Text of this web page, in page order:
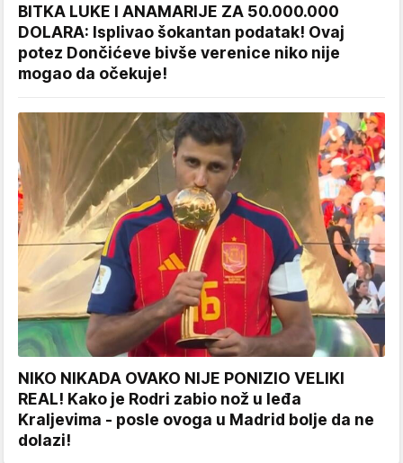
BITKA LUKE I ANAMARIJE ZA 50.000.000
DOLARA: Isplivao šokantan podatak! Ovaj
potez Dončićeve bivše verenice niko nije
mogao da očekuje!
NIKO NIKADA OVAKO NIJE PONIZIO VELIKI
REAL! Kako je Rodri zabio nož u leđa
Kraljevima - posle ovoga u Madrid bolje da ne
dolazi!